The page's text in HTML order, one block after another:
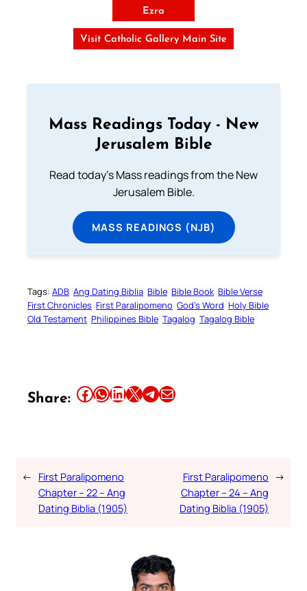
Ezra
Visit Catholic Gallery Main Site
Mass Readings Today - New
Jerusalem Bible
Read today's Mass readings from the New
Jerusalem Bible.
MASS READINGS (NJB)
Tags: ADB Ang Dating Biblia Bible Bible Book Bible Verse
First Chronicles First Paralipomeno God’s Word Holy Bible
Old Testament Philippines Bible Tagalog Tagalog Bible
Share: Share this article on Facebook Share this article on WhatsApp Share this article on LinkedIn Share this article on X Share this article on TelegramEmail this Article
← First Paralipomeno
Chapter – 22 – Ang
Dating Biblia (1905)
First Paralipomeno
Chapter – 24 – Ang
Dating Biblia (1905)
→